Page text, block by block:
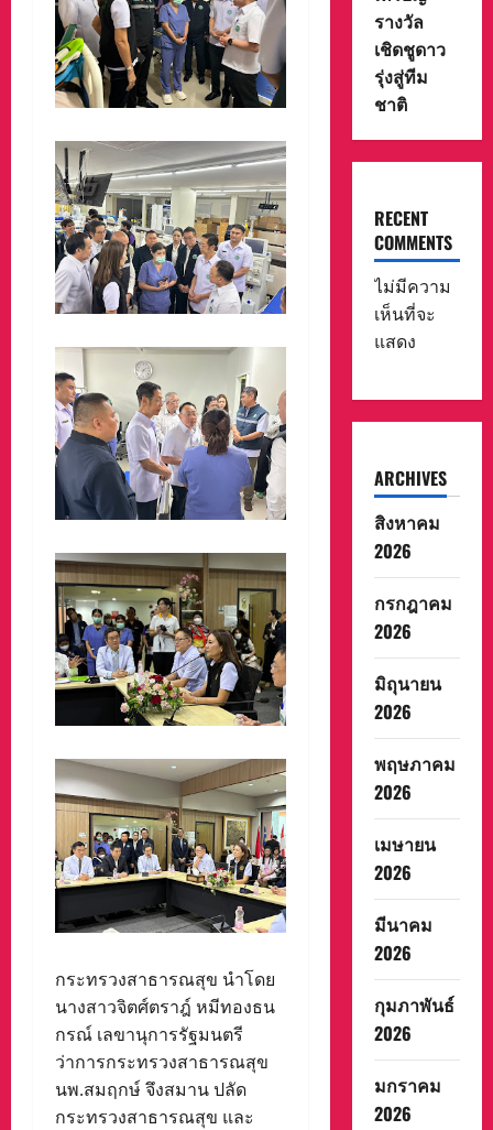
กระทรวงสาธารณสุข นำโดย
นางสาวจิตศ์ตราฎ์ หมีทองธน
กรณ์ เลขานุการรัฐมนตรี
ว่าการกระทรวงสาธารณสุข
นพ.สมฤกษ์ จึงสมาน ปลัด
กระทรวงสาธารณสุข และ
รางวัล
เชิดชูดาว
รุ่งสู่ทีม
ชาติ
RECENT
COMMENTS
ไม่มีความ
เห็นที่จะ
แสดง
ARCHIVES
สิงหาคม
2026
กรกฎาคม
2026
มิถุนายน
2026
พฤษภาคม
2026
เมษายน
2026
มีนาคม
2026
กุมภาพันธ์
2026
มกราคม
2026